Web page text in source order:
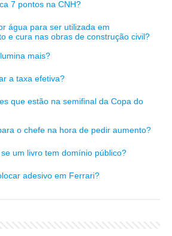
7 pontos na CNH?
água para ser utilizada em
e cura nas obras de construção civil?
mais?
a taxa efetiva?
que estão na semifinal da Copa do
o chefe na hora de pedir aumento?
um livro tem domínio público?
adesivo em Ferrari?